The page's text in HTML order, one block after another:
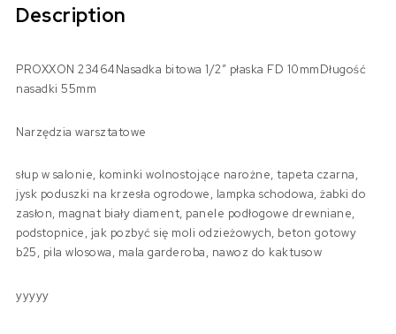
Description
PROXXON 23464Nasadka bitowa 1/2″ płaska FD 10mmDługość
nasadki 55mm
Narzędzia warsztatowe
słup w salonie, kominki wolnostojące narożne, tapeta czarna,
jysk poduszki na krzesła ogrodowe, lampka schodowa, żabki do
zasłon, magnat biały diament, panele podłogowe drewniane,
podstopnice, jak pozbyć się moli odzieżowych, beton gotowy
b25, pila wlosowa, mala garderoba, nawoz do kaktusow
yyyyy